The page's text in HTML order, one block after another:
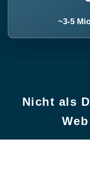
~3-5
Nicht als